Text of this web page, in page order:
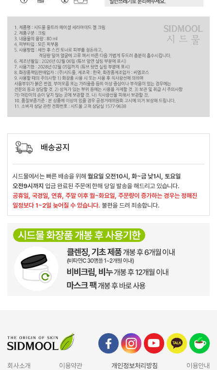
배송공지
시드물에서는 빠른 배송을 위해 월요일 오전10시, 화~금 낮1시, 토요일
오전9시까지 입금 완료된 주문에 한해 당일 발송을 해드리고 있습니다.
공휴일, 국경일, 연휴, 주말 이후 월~화요일, 주문량이 증가하는 경우는 정해진
일정보다 1~2일 늦어질 수 있습니다. 불편을 드려 죄송합니다.
회사소개 이용약관 개인정보처리방침
이용안내